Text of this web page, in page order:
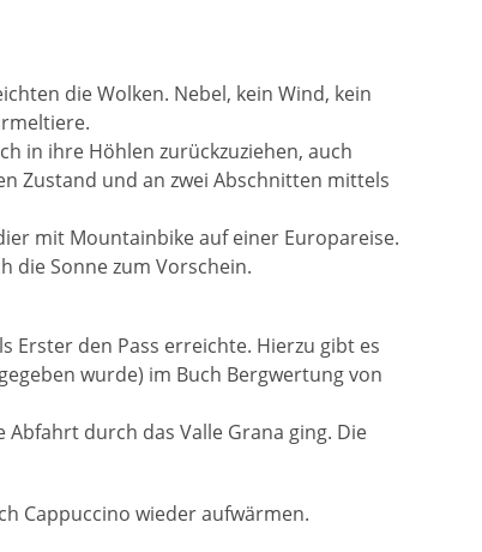
die Wolken. Nebel, kein Wind, kein
in ihre Höhlen zurückzuziehen, auch
Zustand und an zwei Abschnitten mittels
mit Mountainbike auf einer Europareise.
die Sonne zum Vorschein.
Erster den Pass erreichte. Hierzu gibt es
wurde) im Buch Bergwertung von
durch das Valle Grana ging. Die
Cappuccino wieder aufwärmen.